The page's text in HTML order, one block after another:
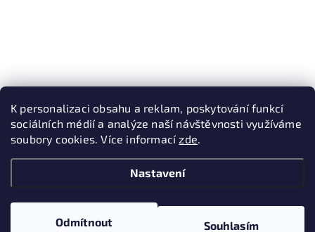
K personalizaci obsahu a reklam, poskytování funkcí
sociálních médií a analýze naší návštěvnosti využíváme
soubory cookies. Více informacízde.
Nastavení
Odmítnout Souhlasím